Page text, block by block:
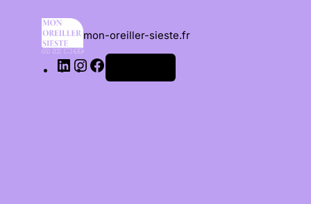
mon-oreiller-sieste.fr